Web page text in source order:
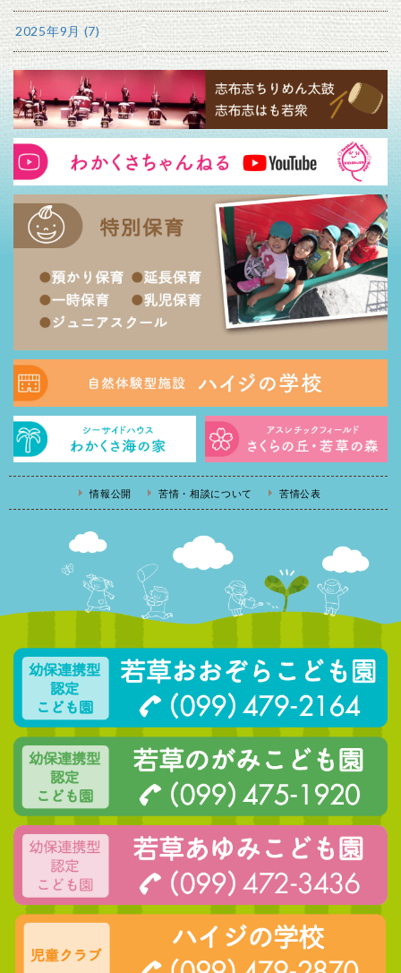
2025年9月 (7)
情報公開 苦情・相談について 苦情公表